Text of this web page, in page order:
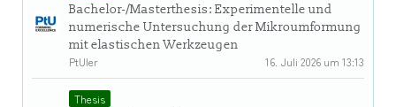
Bachelor-/Masterthesis: Experimentelle und
numerische Untersuchung der Mikroumformung
mit elastischen Werkzeugen
PtUler
16. Juli 2026 um 13:13
Thesis